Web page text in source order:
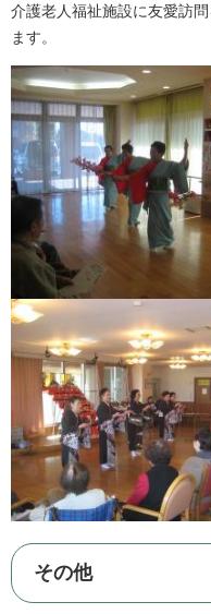
介護老人福祉施設に友愛訪
ます。
その他